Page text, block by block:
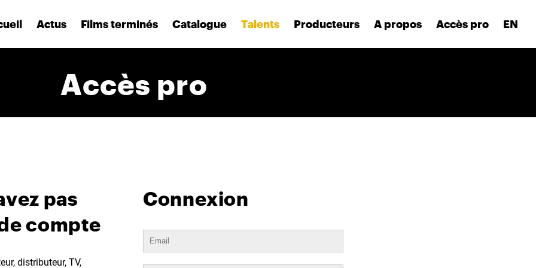
Actus Films terminés Catalogue Talents Producteurs A propos Accès pro EN
Accès pro
pas
compte
distributeur, TV,
Connexion